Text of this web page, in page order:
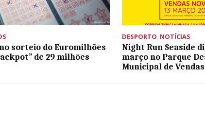
sorteio do Euromilhões
de 29 milhões
DESPORTO, NOTÍCIAS
Night Run Seaside
março no Parque
Municipal de